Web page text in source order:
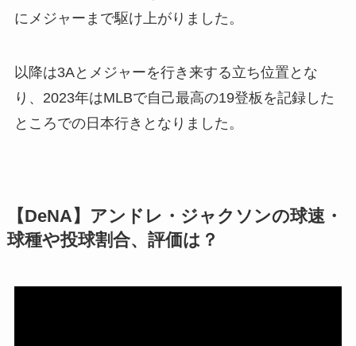
にメジャーまで駆け上がりました。
以降は3Aとメジャーを行き来する立ち位置とな
り、2023年はMLBで自己最高の19登板を記録した
ところでの日本行きとなりました。
【DeNA】アンドレ・ジャクソンの球速・
球種や投球割合、評価は？